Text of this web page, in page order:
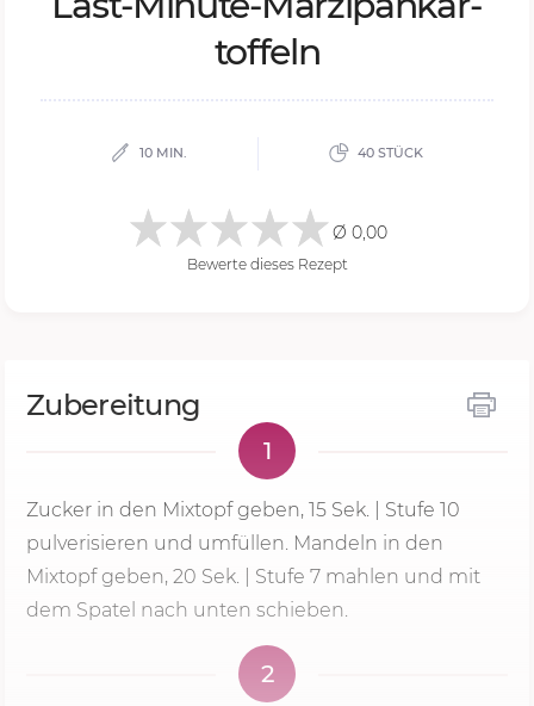
tof­feln
10 MIN. 40 STÜCK
Ø 0,00
Bewerte dieses Rezept
Zubereitung
1
Zucker in den Mixtopf geben, 15 Sek. | Stufe 10
pulverisieren und umfüllen. Mandeln in den
Mixtopf geben, 20 Sek. | Stufe 7 mahlen und mit
dem Spatel nach unten schieben.
2